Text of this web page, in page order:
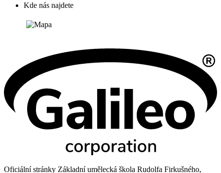
Kde nás najdete
Oficiální stránky Základní umělecká škola Rudolfa Firkušného,